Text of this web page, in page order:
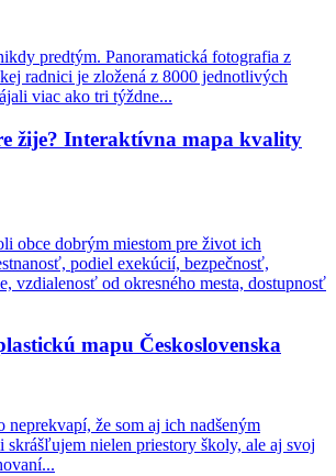
predtým. Panoramatická fotografia z
radnici je zložená z 8000 jednotlivých
viac ako tri týždne...
žije? Interaktívna mapa kvality
obce dobrým miestom pre život ich
podiel exekúcií, bezpečnosť,
vzdialenosť od okresného mesta, dostupnosť
mapu Československa
neprekvapí, že som aj ich nadšeným
skrášľujem nielen priestory školy, ale aj svoj